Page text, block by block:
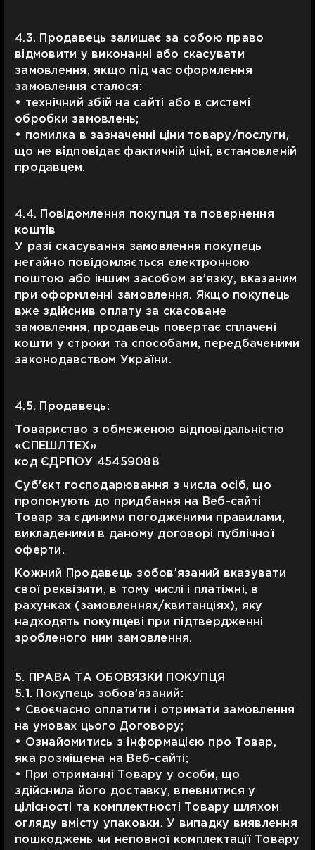
4.3. Продавець залишає за собою право
відмовити у виконанні або скасувати
замовлення, якщо під час оформлення
замовлення сталося:
• технічний збій на сайті або в системі
обробки замовлень;
• помилка в зазначенні ціни товару/послуги,
що не відповідає фактичній ціні, встановленій
продавцем.
4.4. Повідомлення покупця та повернення
коштів
У разі скасування замовлення покупець
негайно повідомляється електронною
поштою або іншим засобом зв’язку, вказаним
при оформленні замовлення. Якщо покупець
вже здійснив оплату за скасоване
замовлення, продавець повертає сплачені
кошти у строки та способами, передбаченими
законодавством України.
4.5. Продавець:
Товариство з обмеженою відповідальністю
«СПЕШЛТЕХ»
код ЄДРПОУ 45459088
Суб'єкт господарювання з числа осіб, що
пропонують до придбання на Веб-сайті
Товар за єдиними погодженими правилами,
викладеними в даному договорі публічної
оферти.
Кожний Продавець зобов’язаний вказувати
свої реквізити, в тому числі і платіжні, в
рахунках (замовленнях/квитанціях), яку
надходять покупцеві при підтвердженні
зробленого ним замовлення.
5. ПРАВА ТА ОБОВЯЗКИ ПОКУПЦЯ
5.1. Покупець зобов’язаний:
• Своєчасно оплатити і отримати замовлення
на умовах цього Договору;
• Ознайомитись з інформацією про Товар,
яка розміщена на Веб-сайті;
• При отриманні Товару у особи, що
здійснила його доставку, впевнитися у
цілісності та комплектності Товару шляхом
огляду вмісту упаковки. У випадку виявлення
пошкоджень чи неповної комплектації Товару